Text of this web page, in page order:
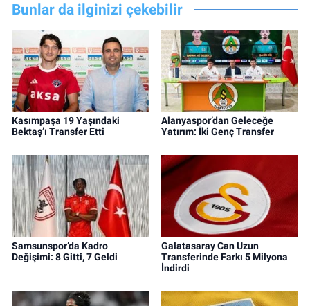
Bunlar da ilginizi çekebilir
Kasımpaşa 19 Yaşındaki
Bektaş’ı Transfer Etti
Alanyaspor’dan Geleceğe
Yatırım: İki Genç Transfer
Samsunspor’da Kadro
Değişimi: 8 Gitti, 7 Geldi
Galatasaray Can Uzun
Transferinde Farkı 5 Milyona
İndirdi